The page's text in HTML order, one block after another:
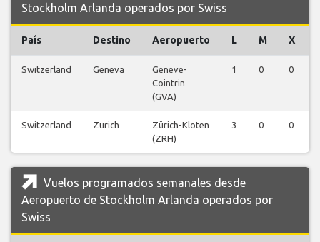
Stockholm Arlanda operados por Swiss
País Destino Aeropuerto L M X
Switzerland Geneva
Geneve-
Cointrin
(GVA)
1 0 0
Switzerland Zurich
Zürich-Kloten
(ZRH)
3 0 0
Vuelos programados semanales desde
Aeropuerto de Stockholm Arlanda operados por
Swiss